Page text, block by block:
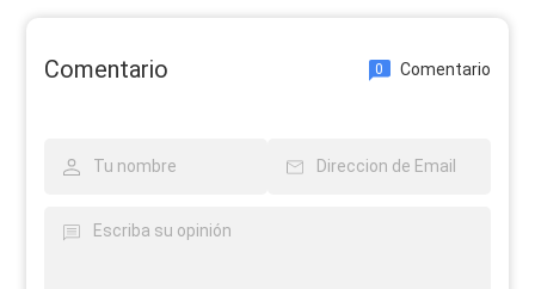
Comentario 0 Comentario